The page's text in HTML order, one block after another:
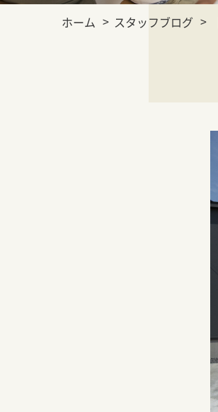
ホーム スタッフブログ